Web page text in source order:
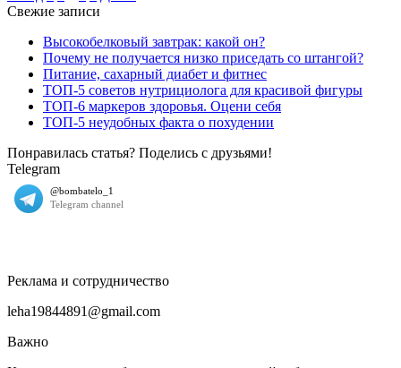
Свежие записи
Высокобелковый завтрак: какой он?
Почему не получается низко приседать со штангой?
Питание, сахарный диабет и фитнес
ТОП-5 советов нутрициолога для красивой фигуры
ТОП-6 маркеров здоровья. Оцени себя
ТОП-5 неудобных факта о похудении
Понравилась статья? Поделись с друзьями!
Telegram
Реклама и сотрудничество
leha19844891@gmail.com
Важно